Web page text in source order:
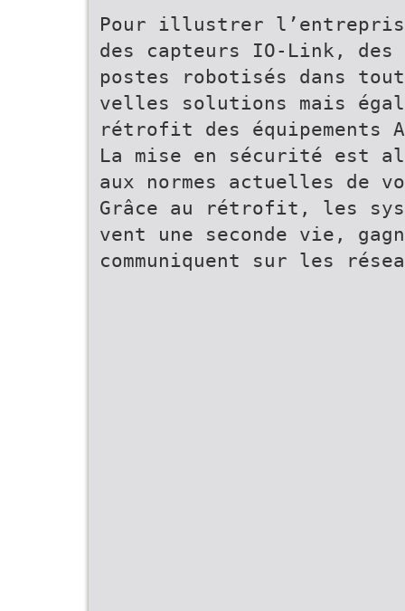
Pour illustrer
des capteurs IO-Link,
postes robotisés dans
velles solutions mais
rétrofit des équipements
La mise en sécurité est
aux normes actuelles de
Grâce au rétrofit, les
vent une seconde vie,
communiquent sur les